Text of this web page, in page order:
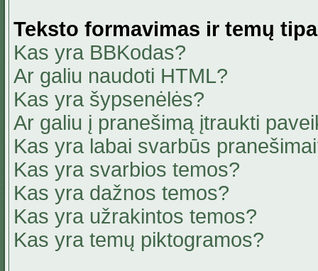
Teksto formavimas ir temų
Kas yra BBKodas?
Ar galiu naudoti HTML?
Kas yra šypsenėlės?
Ar galiu į pranešimą įtraukti
Kas yra labai svarbūs
Kas yra svarbios temos?
Kas yra dažnos temos?
Kas yra užrakintos temos?
Kas yra temų piktogramos?